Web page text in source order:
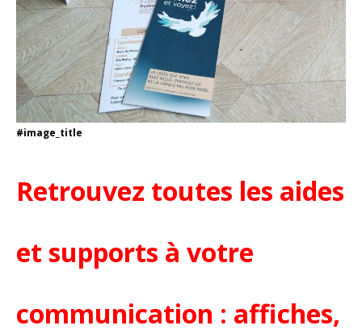
#image_title
Retrouvez toutes les aides
et supports à votre
communication : affiches,